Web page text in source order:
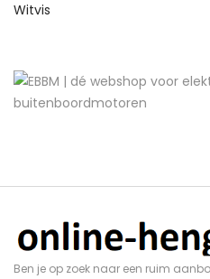
Witvis
Ben je op zoek naar een ruim